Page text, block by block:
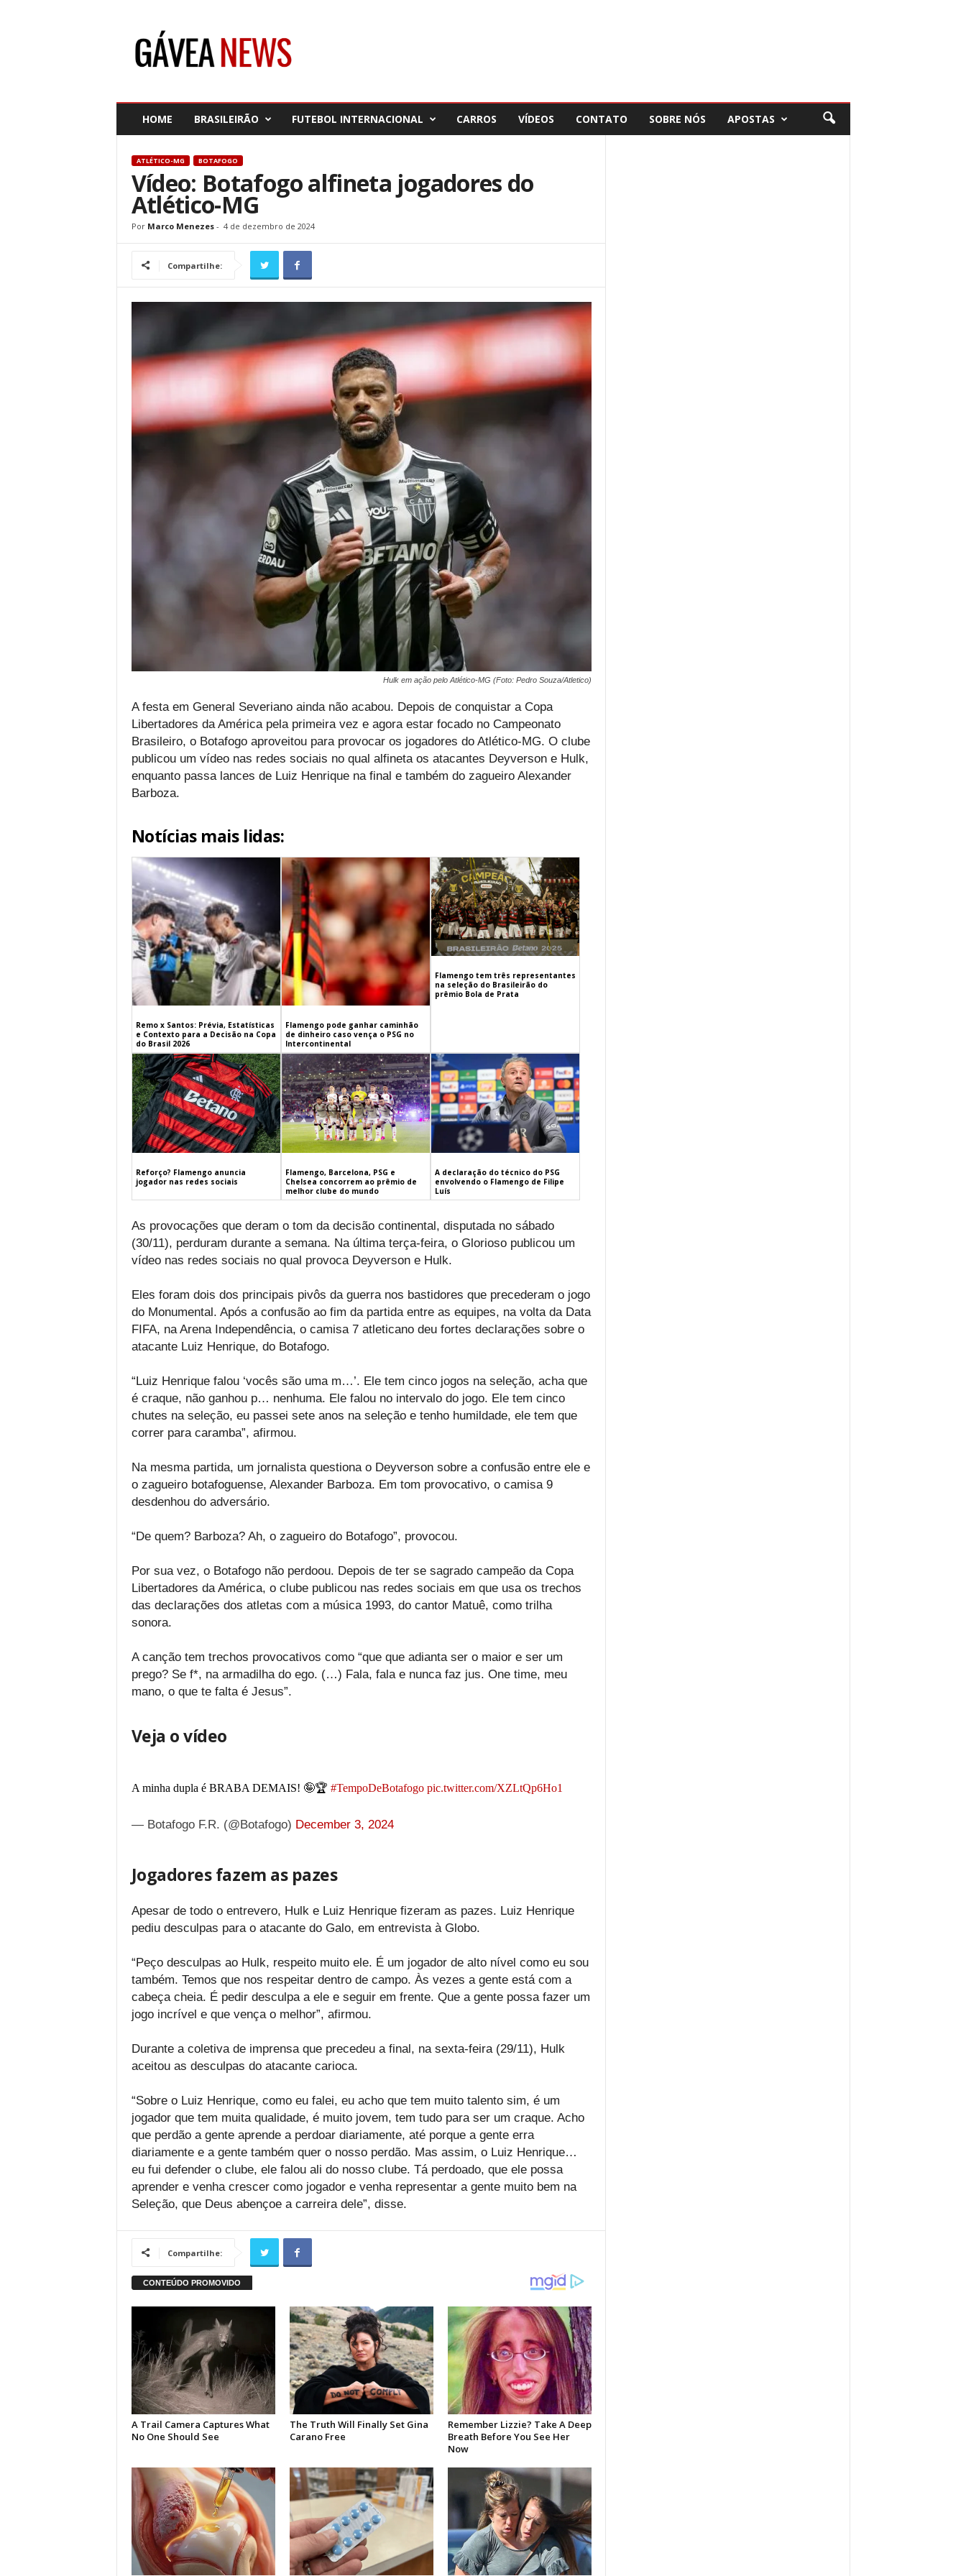
HOME BRASILEIRÃO FUTEBOL INTERNACIONAL CARROS VÍDEOS CONTATO SOBRE NÓS APOSTAS
ATLÉTICO-MG BOTAFOGO
Vídeo: Botafogo alfineta jogadores do
Atlético-MG
Por Marco Menezes- 4 de dezembro de 2024
Compartilhe:
Hulk em ação pelo Atlético-MG (Foto: Pedro Souza/Atletico)
A festa em General Severiano ainda não acabou. Depois de conquistar a Copa
Libertadores da América pela primeira vez e agora estar focado no Campeonato
Brasileiro, o Botafogo aproveitou para provocar os jogadores do Atlético-MG. O clube
publicou um vídeo nas redes sociais no qual alfineta os atacantes Deyverson e Hulk,
enquanto passa lances de Luiz Henrique na final e também do zagueiro Alexander
Barboza.
Notícias mais lidas:
Remo x Santos: Prévia, Estatísticas
e Contexto para a Decisão na Copa
do Brasil 2026
Flamengo pode ganhar caminhão
de dinheiro caso vença o PSG no
Intercontinental
Flamengo tem três representantes
na seleção do Brasileirão do
prêmio Bola de Prata
Reforço? Flamengo anuncia
jogador nas redes sociais
Flamengo, Barcelona, PSG e
Chelsea concorrem ao prêmio de
melhor clube do mundo
A declaração do técnico do PSG
envolvendo o Flamengo de Filipe
Luís
As provocações que deram o tom da decisão continental, disputada no sábado
(30/11), perduram durante a semana. Na última terça-feira, o Glorioso publicou um
vídeo nas redes sociais no qual provoca Deyverson e Hulk.
Eles foram dois dos principais pivôs da guerra nos bastidores que precederam o jogo
do Monumental. Após a confusão ao fim da partida entre as equipes, na volta da Data
FIFA, na Arena Independência, o camisa 7 atleticano deu fortes declarações sobre o
atacante Luiz Henrique, do Botafogo.
“Luiz Henrique falou ‘vocês são uma m…’. Ele tem cinco jogos na seleção, acha que
é craque, não ganhou p… nenhuma. Ele falou no intervalo do jogo. Ele tem cinco
chutes na seleção, eu passei sete anos na seleção e tenho humildade, ele tem que
correr para caramba”, afirmou.
Na mesma partida, um jornalista questiona o Deyverson sobre a confusão entre ele e
o zagueiro botafoguense, Alexander Barboza. Em tom provocativo, o camisa 9
desdenhou do adversário.
“De quem? Barboza? Ah, o zagueiro do Botafogo”, provocou.
Por sua vez, o Botafogo não perdoou. Depois de ter se sagrado campeão da Copa
Libertadores da América, o clube publicou nas redes sociais em que usa os trechos
das declarações dos atletas com a música 1993, do cantor Matuê, como trilha
sonora.
A canção tem trechos provocativos como “que que adianta ser o maior e ser um
prego? Se f*, na armadilha do ego. (…) Fala, fala e nunca faz jus. One time, meu
mano, o que te falta é Jesus”.
Veja o vídeo
A minha dupla é BRABA DEMAIS! 🤪🏆 #TempoDeBotafogo pic.twitter.com/XZLtQp6Ho1
— Botafogo F.R. (@Botafogo) December 3, 2024
Jogadores fazem as pazes
Apesar de todo o entrevero, Hulk e Luiz Henrique fizeram as pazes. Luiz Henrique
pediu desculpas para o atacante do Galo, em entrevista à Globo.
“Peço desculpas ao Hulk, respeito muito ele. É um jogador de alto nível como eu sou
também. Temos que nos respeitar dentro de campo. Às vezes a gente está com a
cabeça cheia. É pedir desculpa a ele e seguir em frente. Que a gente possa fazer um
jogo incrível e que vença o melhor”, afirmou.
Durante a coletiva de imprensa que precedeu a final, na sexta-feira (29/11), Hulk
aceitou as desculpas do atacante carioca.
“Sobre o Luiz Henrique, como eu falei, eu acho que tem muito talento sim, é um
jogador que tem muita qualidade, é muito jovem, tem tudo para ser um craque. Acho
que perdão a gente aprende a perdoar diariamente, até porque a gente erra
diariamente e a gente também quer o nosso perdão. Mas assim, o Luiz Henrique…
eu fui defender o clube, ele falou ali do nosso clube. Tá perdoado, que ele possa
aprender e venha crescer como jogador e venha representar a gente muito bem na
Seleção, que Deus abençoe a carreira dele”, disse.
Compartilhe: